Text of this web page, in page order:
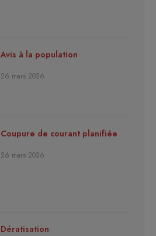
Avis à la population
26 mars 2026
Coupure de courant planifiée
26 mars 2026
Dératisation